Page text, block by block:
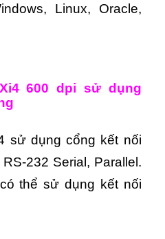
Linux, Oracle,
600 dpi sử dụng
sử dụng cổng kết nối
232 Serial, Parallel.
thể sử dụng kết nối